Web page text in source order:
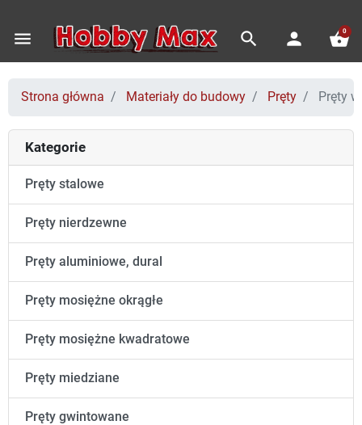
menu search person shopping_basket
0
Strona główna Materiały do budowy Pręty Pręty
Kategorie
Pręty stalowe
Pręty nierdzewne
Pręty aluminiowe, dural
Pręty mosiężne okrągłe
Pręty mosiężne kwadratowe
Pręty miedziane
Pręty gwintowane